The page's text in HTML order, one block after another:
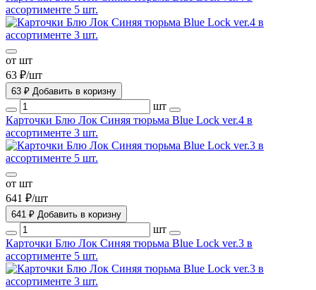
ассортименте 5 шт.
от шт
63 ₽/шт
63 ₽ Добавить в коризну
шт
Карточки Блю Лок Синяя тюрьма Blue Lock ver.4 в
ассортименте 3 шт.
от шт
641 ₽/шт
641 ₽ Добавить в коризну
шт
Карточки Блю Лок Синяя тюрьма Blue Lock ver.3 в
ассортименте 5 шт.